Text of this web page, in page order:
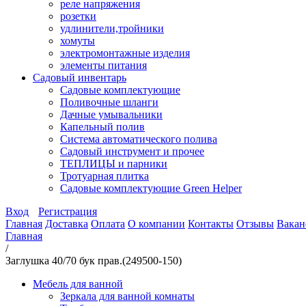
реле напряжения
розетки
удлинители,тройники
хомуты
электромонтажные изделия
элементы питания
Садовый инвентарь
Садовые комплектующие
Поливочные шланги
Дачные умывальники
Капельный полив
Система автоматического полива
Садовый инструмент и прочее
ТЕПЛИЦЫ и парники
Тротуарная плитка
Садовые комплектующие Green Helper
Вход
Регистрация
Главная Доставка Оплата О компании Контакты Отзывы
Главная
/
Заглушка 40/70 бук прав.(249500-150)
Мебель для ванной
Зеркала для ванной комнаты